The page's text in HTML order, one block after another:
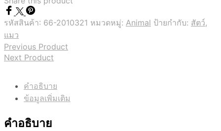
รหัสสินค้า: 66-2010321 หมวดหมู่: Animal ป้ายกำกับ: สัตว์,
แมว
Previous Product
Next Product
คำอธิบาย
ข้อมูลเพิ่มเติม
คำอธิบาย